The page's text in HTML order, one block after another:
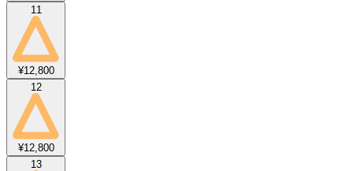
11
¥12,800
12
¥12,800
13